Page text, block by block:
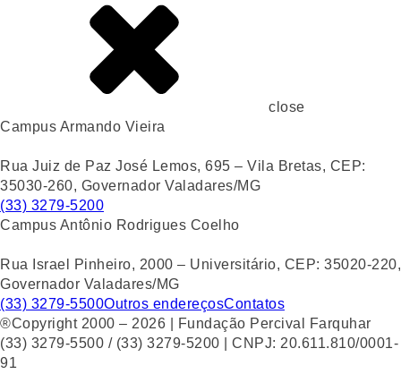
close
Campus Armando Vieira
Rua Juiz de Paz José Lemos, 695 – Vila Bretas, CEP:
35030-260, Governador Valadares/MG
(33) 3279-5200
Campus Antônio Rodrigues Coelho
Rua Israel Pinheiro, 2000 – Universitário, CEP: 35020-220,
Governador Valadares/MG
(33) 3279-5500Outros endereçosContatos
®Copyright 2000 – 2026 | Fundação Percival Farquhar
(33) 3279-5500 / (33) 3279-5200 | CNPJ: 20.611.810/0001-
91